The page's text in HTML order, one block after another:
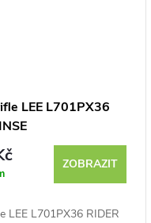
LEE L701PX36
ZOBRAZIT
LEE L701PX36 RIDER